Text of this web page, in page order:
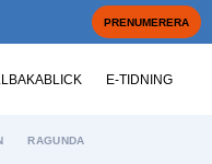
PRENUMERERA
E-TIDNING
RAGUNDA